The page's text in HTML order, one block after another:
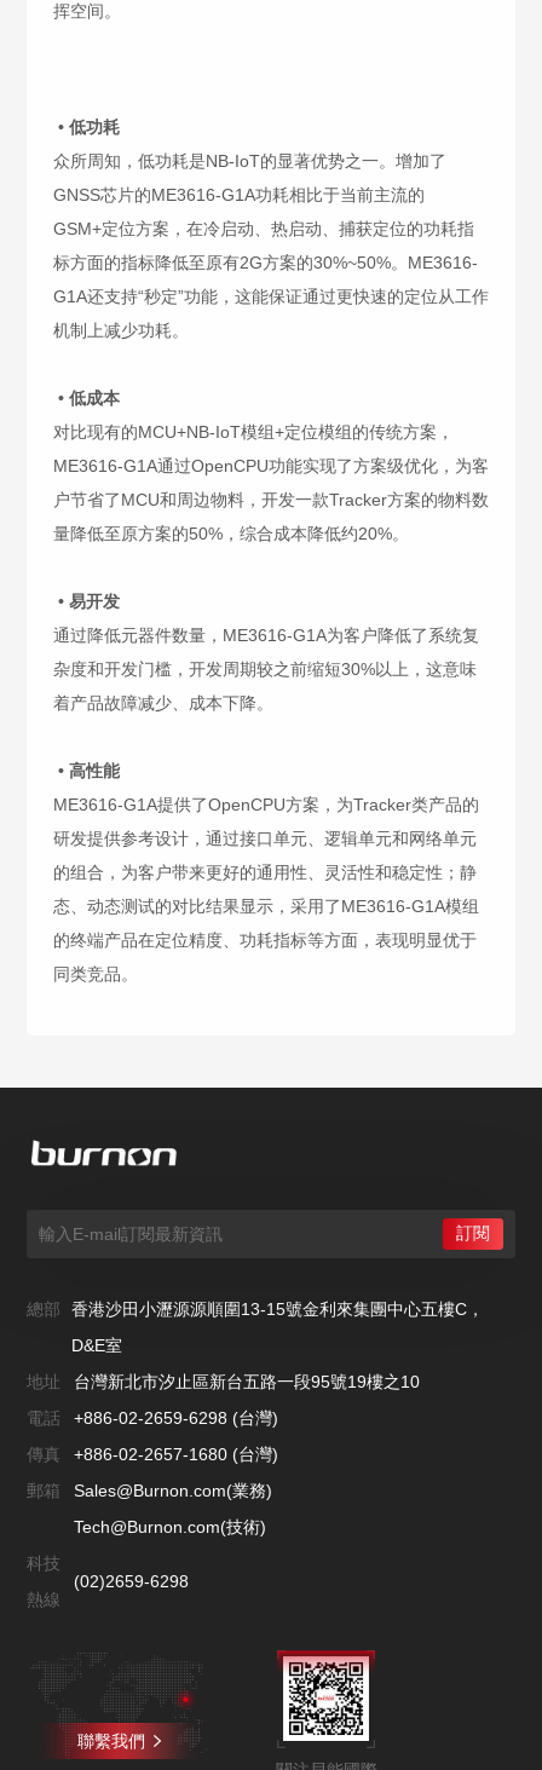
挥空间。
• 低功耗
众所周知，低功耗是NB-IoT的显著优势之一。增加了
GNSS芯片的ME3616-G1A功耗相比于当前主流的
GSM+定位方案，在冷启动、热启动、捕获定位的功耗指
标方面的指标降低至原有2G方案的30%~50%。ME3616-
G1A还支持“秒定”功能，这能保证通过更快速的定位从工作
机制上减少功耗。
• 低成本
对比现有的MCU+NB-IoT模组+定位模组的传统方案，
ME3616-G1A通过OpenCPU功能实现了方案级优化，为客
户节省了MCU和周边物料，开发一款Tracker方案的物料数
量降低至原方案的50%，综合成本降低约20%。
• 易开发
通过降低元器件数量，ME3616-G1A为客户降低了系统复
杂度和开发门槛，开发周期较之前缩短30%以上，这意味
着产品故障减少、成本下降。
• 高性能
ME3616-G1A提供了OpenCPU方案，为Tracker类产品的
研发提供参考设计，通过接口单元、逻辑单元和网络单元
的组合，为客户带来更好的通用性、灵活性和稳定性；静
态、动态测试的对比结果显示，采用了ME3616-G1A模组
的终端产品在定位精度、功耗指标等方面，表现明显优于
同类竞品。
總部
香港沙田小瀝源源順圍13-15號金利來集團中心五樓C，
D&E室
地址
台灣新北市汐止區新台五路一段95號19樓之10
電話
+886-02-2659-6298 (台灣)
傳真
+886-02-2657-1680 (台灣)
郵箱
Sales@Burnon.com(業務)
Tech@Burnon.com(技術)
科技
熱線
(02)2659-6298
聯繫我們